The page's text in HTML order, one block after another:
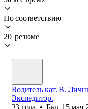
По соответствию
20 резюме
Водитель кат. В.
Экспедитор.
33 года • Был 15 мая